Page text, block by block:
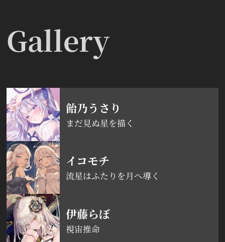
Gallery
飴乃うさり
まだ見ぬ星を描く
イコモチ
流星はふたりを月へ導く
伊藤らぼ
視宙推命